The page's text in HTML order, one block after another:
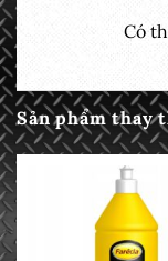
Có
Sản phẩm thay